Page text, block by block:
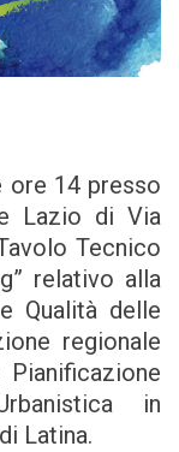
ore 14 presso
Lazio di Via
Tecnico
relativo alla
Qualità delle
regionale
in
Latina.